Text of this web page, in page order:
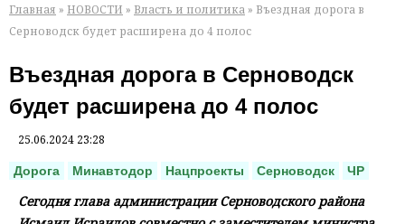
Главная » НОВОСТИ » Власть и политика » Въездная дорога в
Серноводск будет расширена до 4 полос
Въездная дорога в Серноводск
будет расширена до 4 полос
25.06.2024 23:28
Дорога Минавтодор Нацпроекты Серноводск ЧР
Сегодня глава администрации Серноводского района